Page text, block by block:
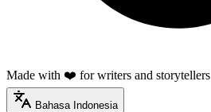
Made with ❤️ for writers and storytellers
Bahasa Indonesia